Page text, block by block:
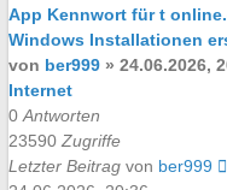
App Kennwort für t
Windows Installationen
von ber999» 24.06.2026,
Internet
0 Antworten
23590 Zugriffe
Letzter Beitrag von ber999